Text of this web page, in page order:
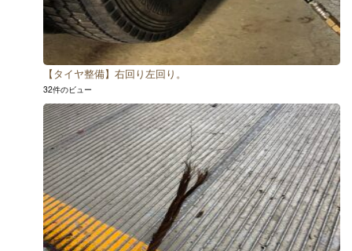
【タイヤ整備】右回り左回り。
32件のビュー